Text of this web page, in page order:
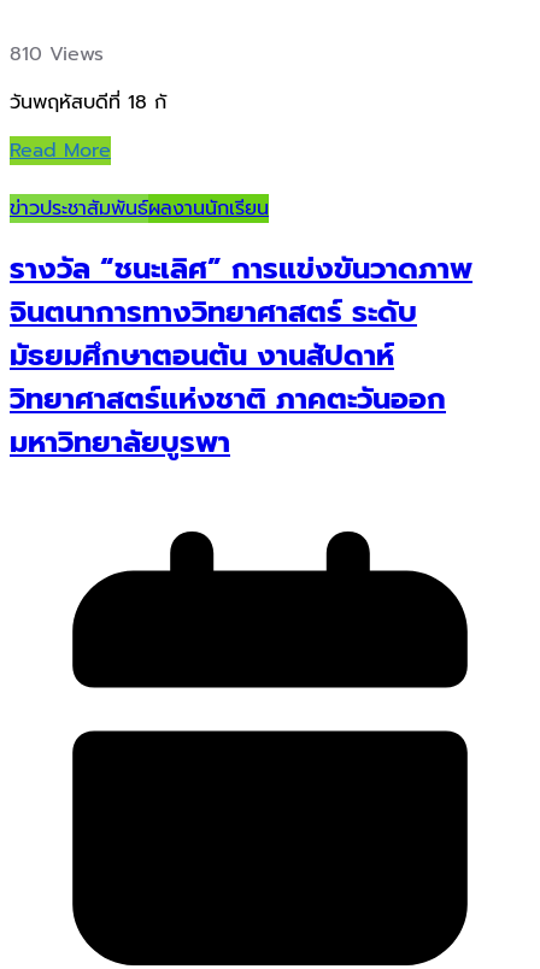
810 Views
วันพฤหัสบดีที่ 18 กั
Read More
ข่าวประชาสัมพันธ์ผลงานนักเรียน
รางวัล “ชนะเลิศ” การแข่งขันวาดภาพ
จินตนาการทางวิทยาศาสตร์ ระดับ
มัธยมศึกษาตอนต้น งานสัปดาห์
วิทยาศาสตร์แห่งชาติ ภาคตะวันออก
มหาวิทยาลัยบูรพา